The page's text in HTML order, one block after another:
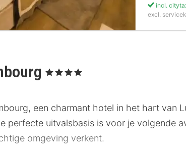
incl.
excl.
, 4 Sterren
een charmant hotel in het hart van
perfecte uitvalsbasis is voor je volgende
omgeving verkent.